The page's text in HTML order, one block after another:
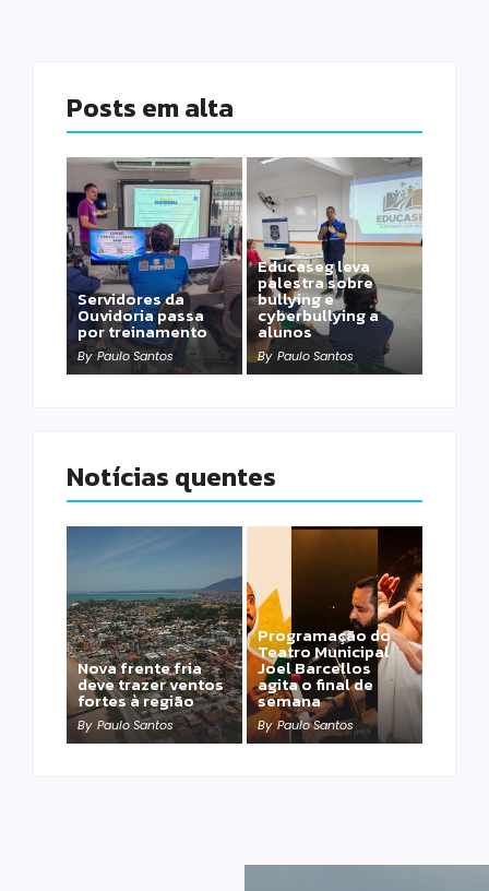
Posts em alta
Servidores da
Ouvidoria passa
por treinamento
By Paulo Santos
Educaseg leva
palestra sobre
bullying e
cyberbullying a
alunos
By Paulo Santos
Notícias quentes
Nova frente fria
deve trazer ventos
fortes à região
By Paulo Santos
Programação do
Teatro Municipal
Joel Barcellos
agita o final de
semana
By Paulo Santos